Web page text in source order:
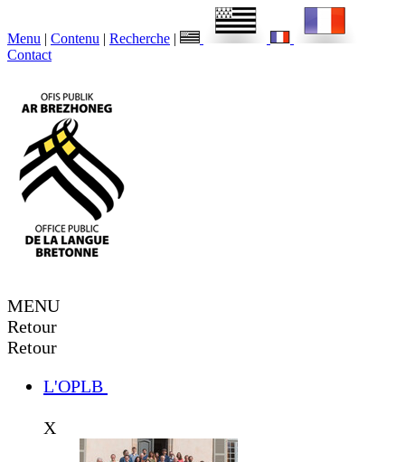
Menu | Contenu | Recherche |
Contact
MENU
Retour
Retour
L'OPLB
X